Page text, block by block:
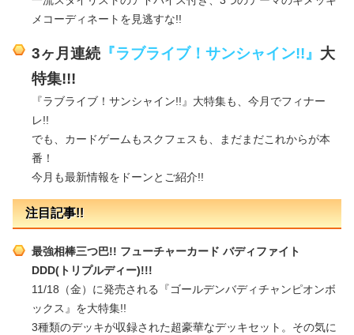
メコーディネートを見逃すな!!
3ヶ月連続 『ラブライブ！サンシャイン!!』 大
特集!!!
『ラブライブ！サンシャイン!!』大特集も、今月でフィナー
レ!!
でも、カードゲームもスクフェスも、まだまだこれからが本
番！
今月も最新情報をドーンとご紹介!!
注目記事!!
最強相棒三つ巴!! フューチャーカード バディファイト
DDD(トリプルディー)!!!
11/18（金）に発売される『ゴールデンバディチャンピオンボ
ックス』を大特集!!
3種類のデッキが収録された超豪華なデッキセット。その気に